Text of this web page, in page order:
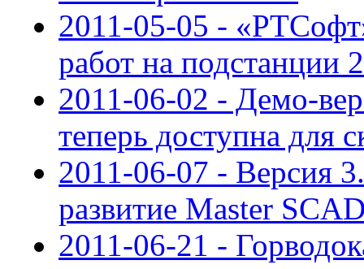
2011-05-05 -
работ на подстанции
2011-06-02 - Демо-
теперь доступна для
2011-06-07 - Версия
развитие Master
2011-06-21 -